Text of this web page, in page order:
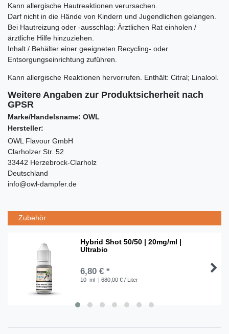
Kann allergische Hautreaktionen verursachen.
Darf nicht in die Hände von Kindern und Jugendlichen gelangen.
Bei Hautreizung oder -ausschlag: Ärztlichen Rat einholen /
ärztliche Hilfe hinzuziehen.
Inhalt / Behälter einer geeigneten Recycling- oder
Entsorgungseinrichtung zuführen.
Kann allergische Reaktionen hervorrufen. Enthält: Citral; Linalool.
Weitere Angaben zur Produktsicherheit nach
GPSR
Marke/Handelsname: OWL
Hersteller:
OWL Flavour GmbH
Clarholzer Str. 52
33442 Herzebrock-Clarholz
Deutschland
info@owl-dampfer.de
Zubehör
Hybrid Shot 50/50 | 20mg/ml |
Ultrabio
6,80 € *
10 ml | 680,00 € / Liter